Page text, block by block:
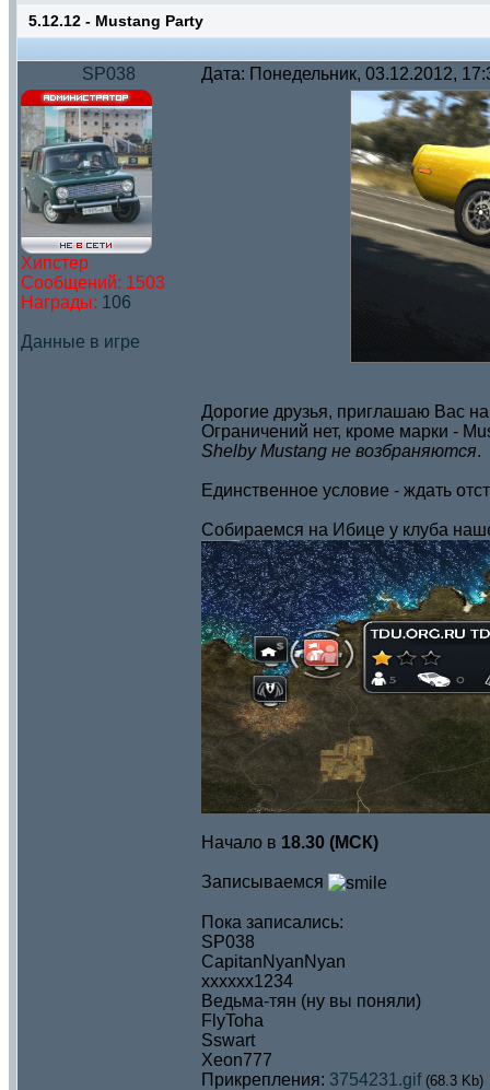
5.12.12 - Mustang Party
SP038 Дата: Понедельник, 03.12.2012,
Хипстер
Сообщений: 1503
Награды: 106
Данные в игре
Дорогие друзья, приглашаю Вас
Ограничений нет, кроме марки -
Shelby Mustang не возбраняются.
Единственное условие - ждать
Собираемся на Ибице у клуба
Начало в 18.30 (МСК)
Записываемся
Пока записались:
SP038
CapitanNyanNyan
xxxxxx1234
Ведьма-тян (ну вы поняли)
FlyToha
Sswart
Xeon777
Прикрепления: 3754231.gif (68.3 Kb)